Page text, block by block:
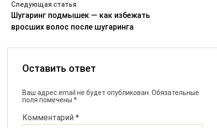
Следующая статья
Шугаринг подмышек — как избежать
вросших волос после шугаринга
Оставить ответ
Ваш адрес email не будет опубликован. Обязательные
поля помечены *
Комментарий *